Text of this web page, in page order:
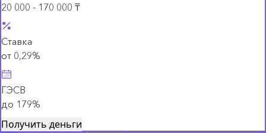
20 000 - 170 000 ₸
Ставка
от 0,29%
ГЭСВ
до 179%
Получить деньги